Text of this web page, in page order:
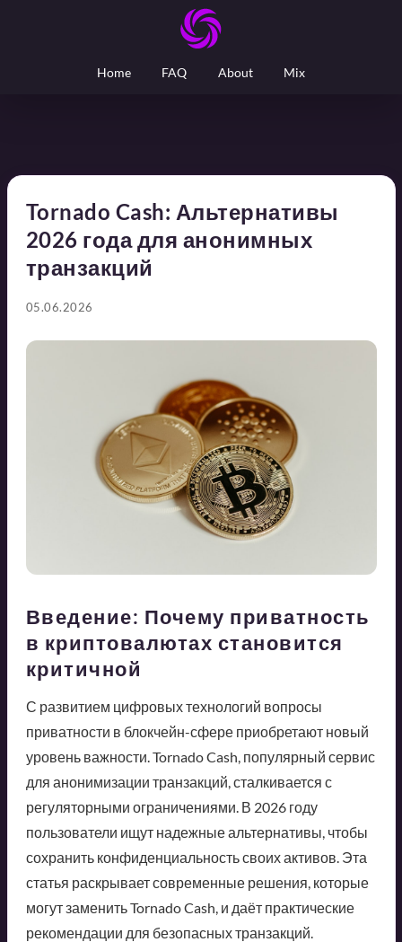
Home FAQ About Mix
Tornado Cash: Альтернативы
2026 года для анонимных
транзакций
05.06.2026
Введение: Почему приватность
в криптовалютах становится
критичной
С развитием цифровых технологий вопросы
приватности в блокчейн-сфере приобретают новый
уровень важности. Tornado Cash, популярный сервис
для анонимизации транзакций, сталкивается с
регуляторными ограничениями. В 2026 году
пользователи ищут надежные альтернативы, чтобы
сохранить конфиденциальность своих активов. Эта
статья раскрывает современные решения, которые
могут заменить Tornado Cash, и даёт практические
рекомендации для безопасных транзакций.